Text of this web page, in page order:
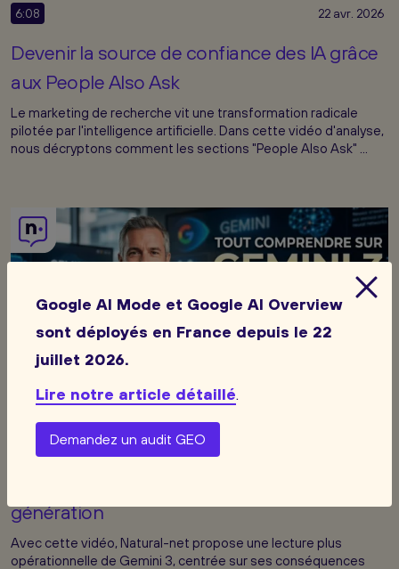
6:08 22 avr. 2026
Devenir la source de confiance des IA grâce
aux People Also Ask
Le marketing de recherche vit une transformation radicale
pilotée par l'intelligence artificielle. Dans cette vidéo d'analyse,
nous décryptons comment les sections "People Also Ask" ...
génération
Avec cette vidéo, Natural-net propose une lecture plus
opérationnelle de Gemini 3, centrée sur ses conséquences
Google AI Mode et Google AI Overview
sont déployés en France depuis le 22
juillet 2026.
Lire notre article détaillé.
Demandez un audit GEO